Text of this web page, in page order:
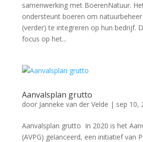
samenwerking met BoerenNatuur.
ondersteunt boeren om
(verder) te integreren op hun bedrijf.
focus op het...
Aanvalsplan grutto
door Janneke van der Velde | sep 10,
Aanvalsplan grutto In 2020 is het
(AVPG) gelanceerd, een initiatief van